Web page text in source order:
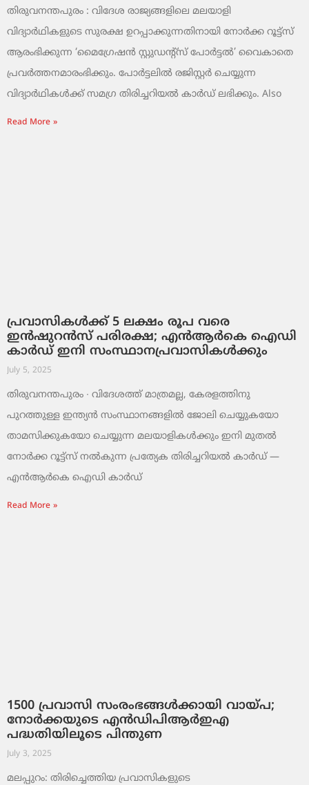
തിരുവനന്തപുരം : വിദേശ രാജ്യങ്ങളിലെ മലയാളി
വിദ്യാർഥികളുടെ സുരക്ഷ ഉറപ്പാക്കുന്നതിനായി നോർക്ക റൂട്ട്‌സ്
ആരംഭിക്കുന്ന ‘മൈഗ്രേഷൻ സ്റ്റുഡന്റ്സ് പോർട്ടൽ’ വൈകാതെ
പ്രവർത്തനമാരംഭിക്കും. പോർട്ടലിൽ രജിസ്റ്റർ ചെയ്യുന്ന
വിദ്യാർഥികൾക്ക് സമഗ്ര തിരിച്ചറിയൽ കാർഡ് ലഭിക്കും. Also
Read More »
പ്രവാസികൾക്ക് 5 ലക്ഷം രൂപ വരെ
ഇൻഷുറൻസ് പരിരക്ഷ; എൻആർകെ ഐഡി
കാർഡ് ഇനി സംസ്ഥാനപ്രവാസികൾക്കും
July 5, 2025
തിരുവനന്തപുരം ∙ വിദേശത്ത് മാത്രമല്ല, കേരളത്തിനു
പുറത്തുള്ള ഇന്ത്യൻ സംസ്ഥാനങ്ങളിൽ ജോലി ചെയ്യുകയോ
താമസിക്കുകയോ ചെയ്യുന്ന മലയാളികൾക്കും ഇനി മുതൽ
നോർക്ക റൂട്ട്സ് നൽകുന്ന പ്രത്യേക തിരിച്ചറിയൽ കാർഡ് —
എൻആർകെ ഐഡി കാർഡ്
Read More »
1500 പ്രവാസി സംരംഭങ്ങൾക്കായി വായ്പ;
നോർക്കയുടെ എൻഡിപിആർഇഎ
പദ്ധതിയിലൂടെ പിന്തുണ
July 3, 2025
മലപ്പുറം: തിരിച്ചെത്തിയ പ്രവാസികളുടെ